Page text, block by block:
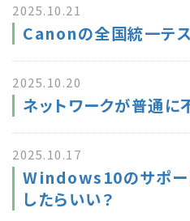
2025.10.21
Canonの全国統一テ
2025.10.20
ネットワークが普通に
2025.10.17
Windows10のサポー
したらいい？